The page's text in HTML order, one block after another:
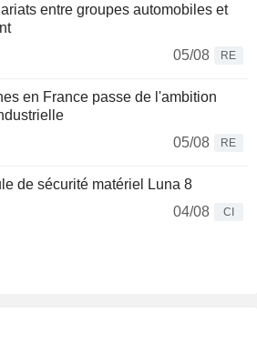
entre groupes automobiles et
05/08
RE
en France passe de l'ambition
05/08
RE
de sécurité matériel Luna 8
04/08
CI